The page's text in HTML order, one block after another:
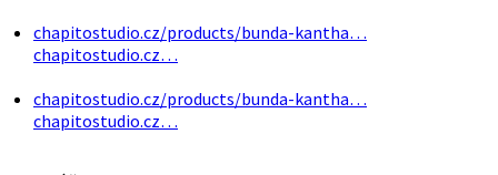
chapitostudio.cz/products/bunda-kantha…
chapitostudio.cz…
chapitostudio.cz/products/bunda-kantha…
chapitostudio.cz…